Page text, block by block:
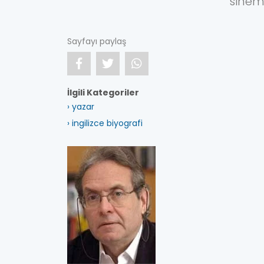
Sayfayı paylaş
İlgili Kategoriler
› yazar
› ingilizce biyografi